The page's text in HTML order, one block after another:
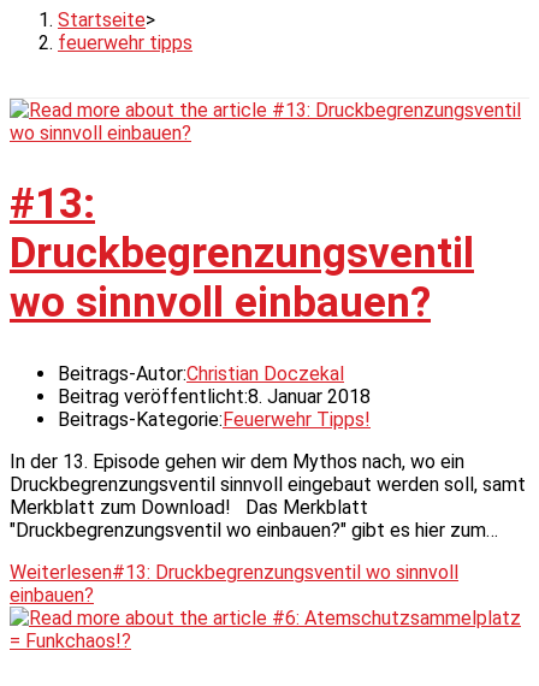
Startseite>
feuerwehr tipps
#13:
Druckbegrenzungsventil
wo sinnvoll einbauen?
Beitrags-Autor:Christian Doczekal
Beitrag veröffentlicht:8. Januar 2018
Beitrags-Kategorie: Feuerwehr Tipps!
In der 13. Episode gehen wir dem Mythos nach, wo ein
Druckbegrenzungsventil sinnvoll eingebaut werden soll, samt
Merkblatt zum Download! Das Merkblatt
"Druckbegrenzungsventil wo einbauen?" gibt es hier zum…
Weiterlesen#13: Druckbegrenzungsventil wo sinnvoll
einbauen?